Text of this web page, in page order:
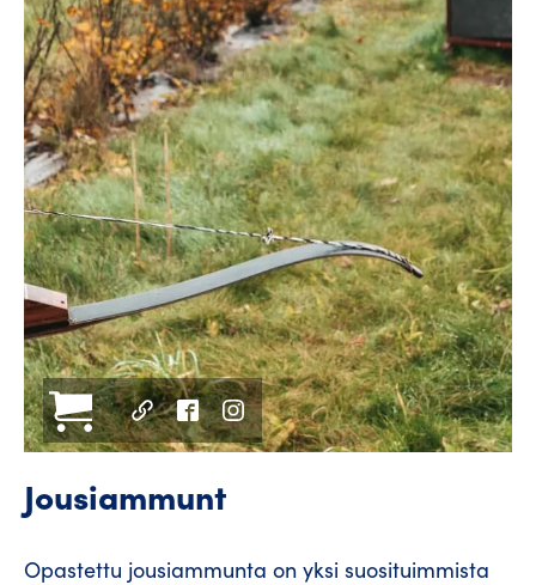
Jousiammunt
Opastettu jousiammunta on yksi suosituimmista